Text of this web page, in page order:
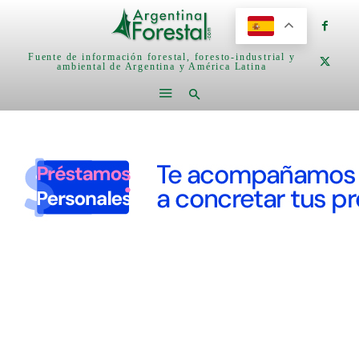
Fuente de información forestal, foresto-industrial y
ambiental de Argentina y América Latina